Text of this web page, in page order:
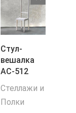
Стул-
вешалка
АС-512
Стеллажи и
Полки